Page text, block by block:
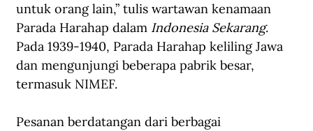
untuk orang lain,” tulis wartawan kenamaan
Parada Harahap dalam Indonesia Sekarang.
Pada 1939-1940, Parada Harahap keliling Jawa
dan mengunjungi beberapa pabrik besar,
termasuk NIMEF.
Pesanan berdatangan dari berbagai